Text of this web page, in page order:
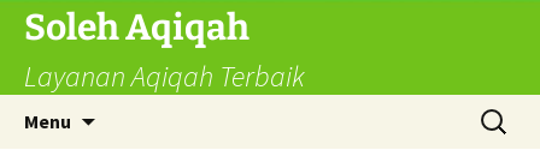
Skip
content
Soleh Aqiqah
Layanan Aqiqah Terbaik
Menu
Search
for: